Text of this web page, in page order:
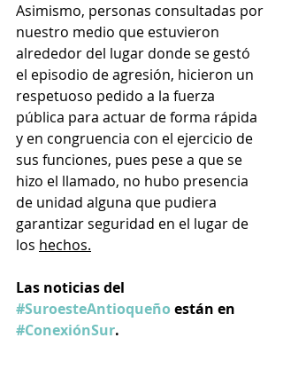
Asimismo, personas consultadas por
nuestro medio que estuvieron
alrededor del lugar donde se gestó
el episodio de agresión, hicieron un
respetuoso pedido a la fuerza
pública para actuar de forma rápida
y en congruencia con el ejercicio de
sus funciones, pues pese a que se
hizo el llamado, no hubo presencia
de unidad alguna que pudiera
garantizar seguridad en el lugar de
los hechos.
Las noticias del
#SuroesteAntioqueño están en
#ConexiónSur.